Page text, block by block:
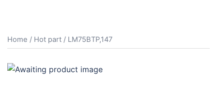
Home / Hot part / LM75BTP,147